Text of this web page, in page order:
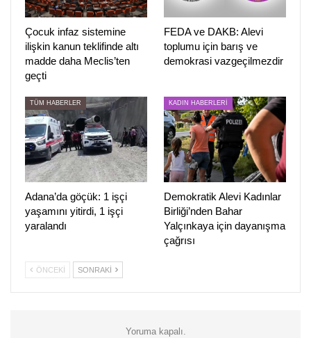
savunduklarını belirterek, hukuk kurumlarının siyasi
rekabetin aracı değil, adaletin güvencesi olması
gerektiğinin altını çizdi.
Açıklamada ayrıca, Türkiye’nin geleceğinin baskıyla,
müdahaleyle ve yargı üzerinden kurulan siyasetle değil,
demokratik katılım, çoğulculuk ve halkın özgür iradesiyle
inşa edilebileceği ifade edildi.
HABER MERKEZİ
Çocuk infaz sistemine
ilişkin kanun teklifinde altı
madde daha Meclis’ten
geçti
FEDA ve DAKB: Alevi
toplumu için barış ve
demokrasi vazgeçilmezdir
TÜM HABERLER
Adana’da göçük: 1 işçi
yaşamını yitirdi, 1 işçi
yaralandı
KADIN HABERLERİ
Demokratik Alevi Kadınlar
Birliği’nden Bahar
Yalçınkaya için dayanışma
çağrısı
ÖNCEKI SONRAKI
Yoruma kapalı.